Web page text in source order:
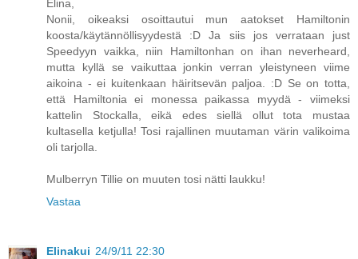
Elina,
Nonii, oikeaksi osoittautui mun aatokset Hamiltonin
koosta/käytännöllisyydestä :D Ja siis jos verrataan just
Speedyyn vaikka, niin Hamiltonhan on ihan neverheard,
mutta kyllä se vaikuttaa jonkin verran yleistyneen viime
aikoina - ei kuitenkaan häiritsevän paljoa. :D Se on totta,
että Hamiltonia ei monessa paikassa myydä - viimeksi
kattelin Stockalla, eikä edes siellä ollut tota mustaa
kultasella ketjulla! Tosi rajallinen muutaman värin valikoima
oli tarjolla.
Mulberryn Tillie on muuten tosi nätti laukku!
Vastaa
Elinakui 24/9/11 22:30